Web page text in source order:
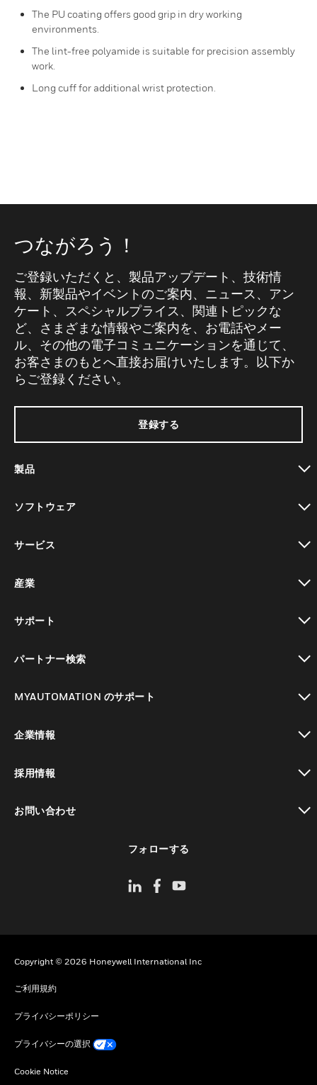
The PU coating offers good grip in dry working
environments.
The lint-free polyamide is suitable for precision assembly
work.
Long cuff for additional wrist protection.
つながろう！
ご登録いただくと、製品アップデート、技術情
報、新製品やイベントのご案内、ニュース、アン
ケート、スペシャルプライス、関連トピックな
ど、さまざまな情報やご案内を、お電話やメー
ル、その他の電子コミュニケーションを通じて、
お客さまのもとへ直接お届けいたします。以下か
らご登録ください。
登録する
製品
ソフトウェア
サービス
産業
サポート
パートナー検索
MYAUTOMATION のサポート
企業情報
採用情報
お問い合わせ
フォローする
Copyright © 2026 Honeywell International Inc
ご利用規約
プライバシーポリシー
プライバシーの選択
Cookie Notice